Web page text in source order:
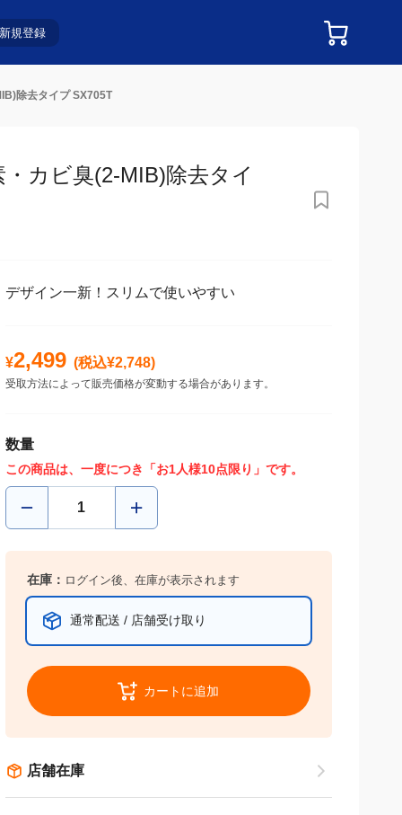
新規登録
除去タイプ SX705T
ビ臭(2-MIB)除去タイプ
デザイン一新！スリムで使いやすい
¥2,499 (税込¥2,748)
受取方法によって販売価格が変動する場合があります。
数量
この商品は、一度につき「お1人様10点限り」です。
在庫： ログイン後、在庫が表示されます
通常配送 / 店舗受け取り
カートに追加
店舗在庫